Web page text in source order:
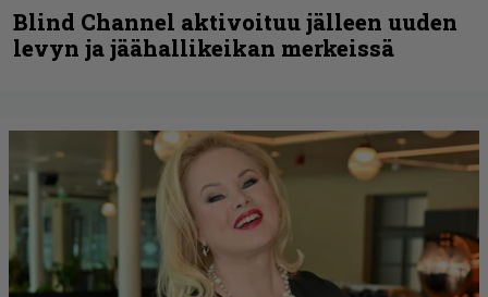
Blind Channel aktivoituu jälleen uuden
levyn ja jäähallikeikan merkeissä